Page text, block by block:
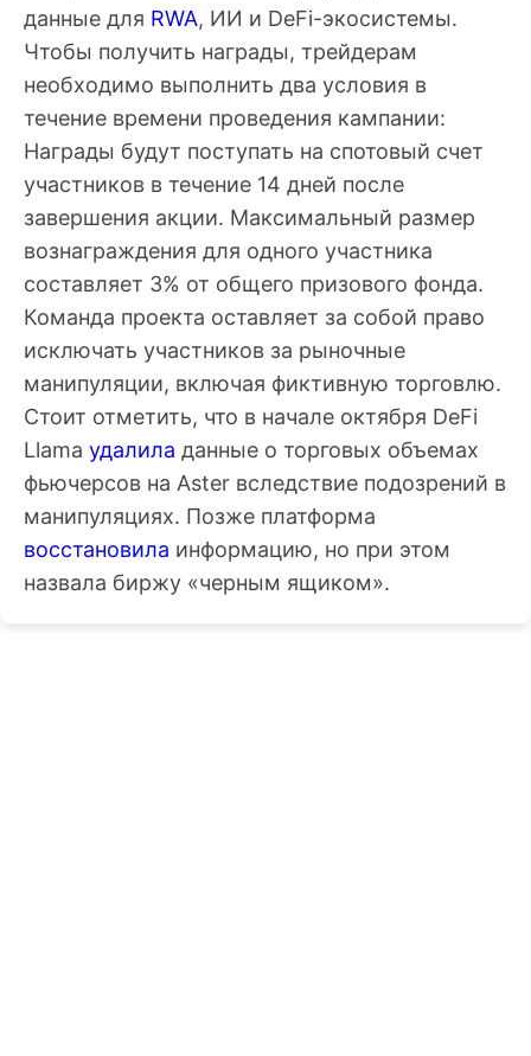
данные для RWA, ИИ и DeFi-экосистемы.
Чтобы получить награды, трейдерам
необходимо выполнить два условия в
течение времени проведения кампании:
Награды будут поступать на спотовый счет
участников в течение 14 дней после
завершения акции. Максимальный размер
вознаграждения для одного участника
составляет 3% от общего призового фонда.
Команда проекта оставляет за собой право
исключать участников за рыночные
манипуляции, включая фиктивную торговлю.
Стоит отметить, что в начале октября DeFi
Llama удалила данные о торговых объемах
фьючерсов на Aster вследствие подозрений в
манипуляциях. Позже платформа
восстановила информацию, но при этом
назвала биржу «черным ящиком».